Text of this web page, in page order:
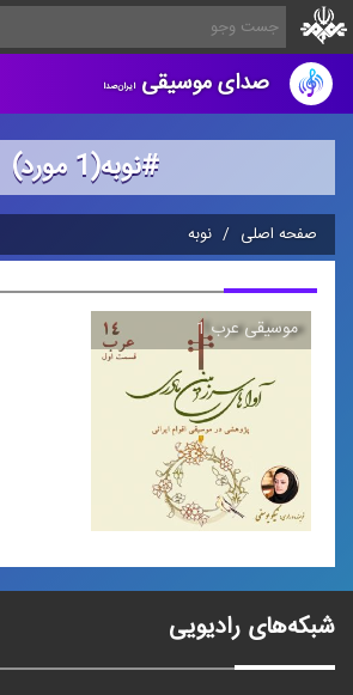
صدای موسیقیایران‌صدا
#نوبه(1 مورد)
صفحه اصلی نوبه
موسیقی عرب 1
موسیقی عرب 1
مجموعه كتاب‌هایی
بررسی ...
شبکه‌های رادیویی